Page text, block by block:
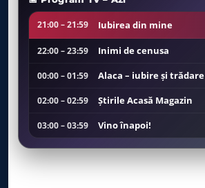
21:00 – 21:59 Iubirea din mine
22:00 – 23:59 Inimi de cenusa
00:00 – 01:59 Alaca – iubire şi trădare
02:00 – 02:59 Ştirile Acasă Magazin
03:00 – 03:59 Vino înapoi!